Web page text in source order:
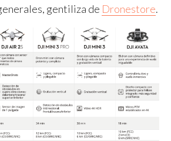
gentiliza de Dronestore.